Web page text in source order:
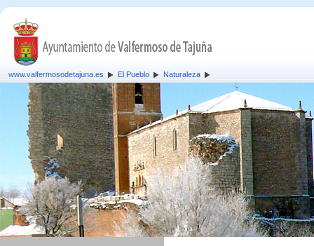
www.valfermosodetajuna.es El Pueblo Naturaleza